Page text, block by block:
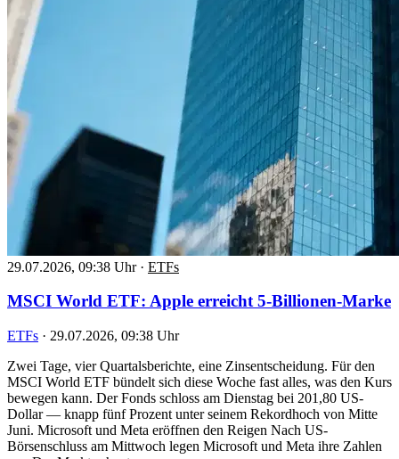
29.07.2026, 09:38 Uhr · ETFs
MSCI World ETF: Apple erreicht 5-Billionen-Marke
ETFs · 29.07.2026, 09:38 Uhr
Zwei Tage, vier Quartalsberichte, eine Zinsentscheidung. Für den
MSCI World ETF bündelt sich diese Woche fast alles, was den Kurs
bewegen kann. Der Fonds schloss am Dienstag bei 201,80 US-
Dollar — knapp fünf Prozent unter seinem Rekordhoch von Mitte
Juni. Microsoft und Meta eröffnen den Reigen Nach US-
Börsenschluss am Mittwoch legen Microsoft und Meta ihre Zahlen